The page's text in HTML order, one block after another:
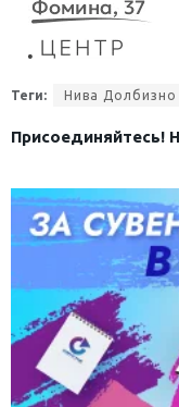
Теги: Нива Долбизно
Присоединяйтесь!